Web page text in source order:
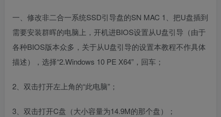
一、修改非二合一系统SSD引导盘的SN MAC 1、把U盘插到
需要安装群晖的电脑上，开机进BIOS设置从U盘引导（由于
各种BIOS版本众多，关于从U盘引导的设置本教程不作具体
描述），选择“2.Windows 10 PE X64”，回车；
2、双击打开左上角的“此电脑”；
3、双击打开C盘（大小容量为14.9M的那个盘）；